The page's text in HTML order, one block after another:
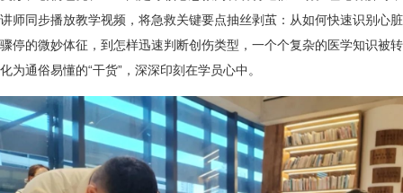
讲师同步播放教学视频，将急救关键要点抽丝剥茧：从如何快速识别心脏
骤停的微妙体征，到怎样迅速判断创伤类型，一个个复杂的医学知识被转
化为通俗易懂的“干货”，深深印刻在学员心中。